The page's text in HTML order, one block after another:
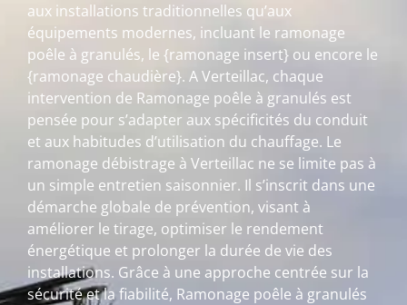
aux installations traditionnelles qu’aux
équipements modernes, incluant le ramonage
poêle à granulés, le {ramonage insert} ou encore le
{ramonage chaudière}. A Verteillac, chaque
intervention de Ramonage poêle à granulés est
pensée pour s’adapter aux spécificités du conduit
et aux habitudes d’utilisation du chauffage. Le
ramonage débistrage à Verteillac ne se limite pas à
un simple entretien saisonnier. Il s’inscrit dans une
démarche globale de prévention, visant à
améliorer le tirage, optimiser le rendement
énergétique et prolonger la durée de vie des
installations. Grâce à une approche centrée sur la
sécurité et la fiabilité, Ramonage poêle à granulés